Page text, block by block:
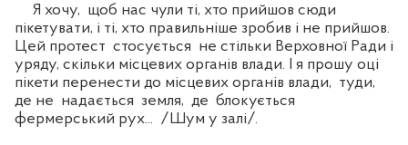
Я хочу, щоб нас чули ті, хто прийшов сюди
пікетувати, і ті, хто правильніше зробив і не прийшов.
Цей протест стосується не стільки Верховної Ради і
уряду, скільки місцевих органів влади. І я прошу оці
пікети перенести до місцевих органів влади, туди,
де не надається земля, де блокується
фермерський рух... /Шум у залі/.